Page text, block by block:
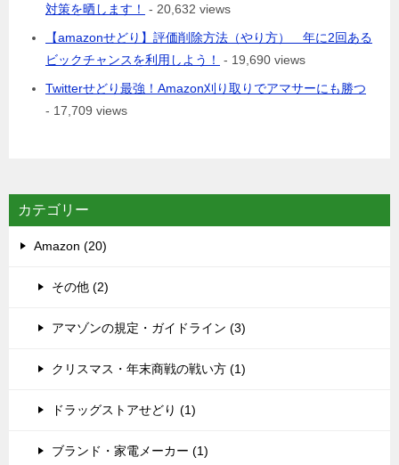
対策を晒します！
- 20,632 views
【amazonせどり】評価削除方法（やり方） 年に2回ある
ビックチャンスを利用しよう！
- 19,690 views
Twitterせどり最強！Amazon刈り取りでアマサーにも勝つ
- 17,709 views
カテゴリー
Amazon (20)
その他 (2)
アマゾンの規定・ガイドライン (3)
クリスマス・年末商戦の戦い方 (1)
ドラッグストアせどり (1)
ブランド・家電メーカー (1)